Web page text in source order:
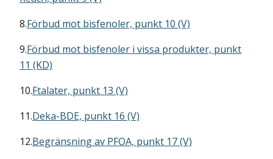
8.Förbud mot bisfenoler, punkt 10 (V)
9.Förbud mot bisfenoler i vissa produkter, punkt
11 (KD)
10.Ftalater, punkt 13 (V)
11.Deka-BDE, punkt 16 (V)
12.Begränsning av PFOA, punkt 17 (V)